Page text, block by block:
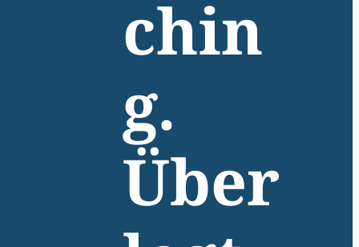
chin
g.
Über